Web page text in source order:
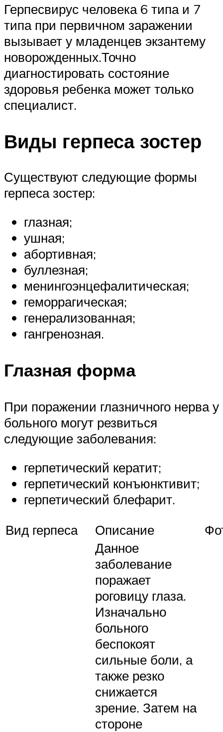
Герпесвирус человека 6 типа и 7
типа при первичном заражении
вызывает у младенцев экзантему
новорожденных.Точно
диагностировать состояние
здоровья ребенка может только
специалист.
Виды герпеса зостер
Существуют следующие формы
герпеса зостер:
глазная;
ушная;
абортивная;
буллезная;
менингоэнцефалитическая;
геморрагическая;
генерализованная;
гангренозная.
Глазная форма
При поражении глазничного нерва у
больного могут резвиться
следующие заболевания:
герпетический кератит;
герпетический конъюнктивит;
герпетический блефарит.
Вид герпеса
Описание
Данное
заболевание
поражает
роговицу глаза.
Изначально
больного
беспокоят
сильные боли, а
также резко
снижается
зрение. Затем на
стороне